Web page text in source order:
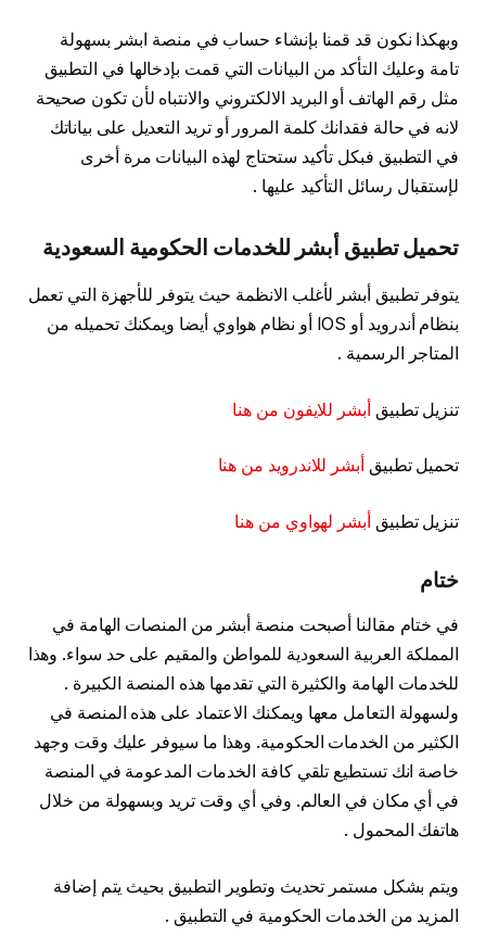
وبهكذا نكون قد قمنا بإنشاء حساب في منصة ابشر بسهولة
تامة وعليك التأكد من البيانات التي قمت بإدخالها في التطبيق
مثل رقم الهاتف أو البريد الالكتروني والانتباه لأن تكون صحيحة
لانه في حالة فقدانك كلمة المرور أو تريد التعديل على بياناتك
في التطبيق فبكل تأكيد ستحتاج لهذه البيانات مرة أخرى
لإستقبال رسائل التأكيد عليها .
تحميل تطبيق أبشر للخدمات الحكومية السعودية
يتوفر تطبيق أبشر لأغلب الانظمة حيث يتوفر للأجهزة التي تعمل
بنظام أندرويد أو IOS أو نظام هواوي أيضا ويمكنك تحميله من
المتاجر الرسمية .
تنزيل تطبيق أبشر للايفون من هنا
تحميل تطبيق أبشر للاندرويد من هنا
تنزيل تطبيق أبشر لهواوي من هنا
ختام
في ختام مقالنا أصبحت منصة أبشر من المنصات الهامة في
المملكة العربية السعودية للمواطن والمقيم على حد سواء. وهذا
للخدمات الهامة والكثيرة التي تقدمها هذه المنصة الكبيرة .
ولسهولة التعامل معها ويمكنك الاعتماد على هذه المنصة في
الكثير من الخدمات الحكومية. وهذا ما سيوفر عليك وقت وجهد
خاصة انك تستطيع تلقي كافة الخدمات المدعومة في المنصة
في أي مكان في العالم. وفي أي وقت تريد وبسهولة من خلال
هاتفك المحمول .
ويتم بشكل مستمر تحديث وتطوير التطبيق بحيث يتم إضافة
المزيد من الخدمات الحكومية في التطبيق .